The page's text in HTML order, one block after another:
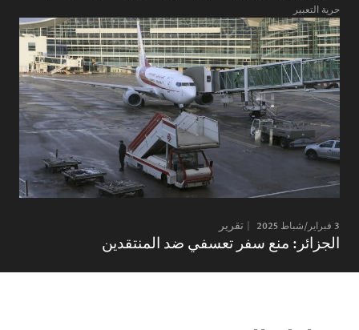
حرية التعبير
3 فبراير/شباط 2025 تقرير
الجزائر: منع سفر تعسفي ضد المنتقدين